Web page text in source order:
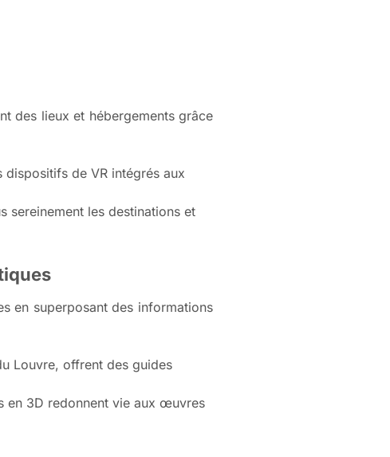
des lieux et hébergements grâce
de VR intégrés aux
sereinement les destinations et
en superposant des informations
Louvre, offrent des guides
en 3D redonnent vie aux œuvres